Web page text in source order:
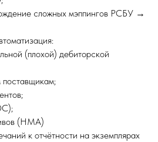
сложных мэппингов РСБУ →
(плохой) дебиторской
поставщикам;
(НМА)
к отчётности на экземплярах